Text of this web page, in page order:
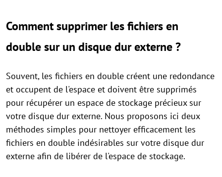
Comment supprimer les fichiers en
double sur un disque dur externe ?
Souvent, les fichiers en double créent une redondance
et occupent de l'espace et doivent être supprimés
pour récupérer un espace de stockage précieux sur
votre disque dur externe. Nous proposons ici deux
méthodes simples pour nettoyer efficacement les
fichiers en double indésirables sur votre disque dur
externe afin de libérer de l'espace de stockage.